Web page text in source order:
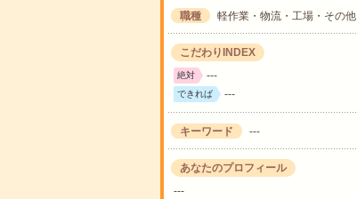
職種 軽作業・物流・工場・その他
こだわりINDEX
絶対 ---
できれば ---
キーワード ---
あなたのプロフィール
---